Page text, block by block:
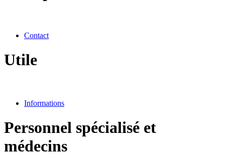
Contact
Utile
Informations
Personnel spécialisé et
médecins